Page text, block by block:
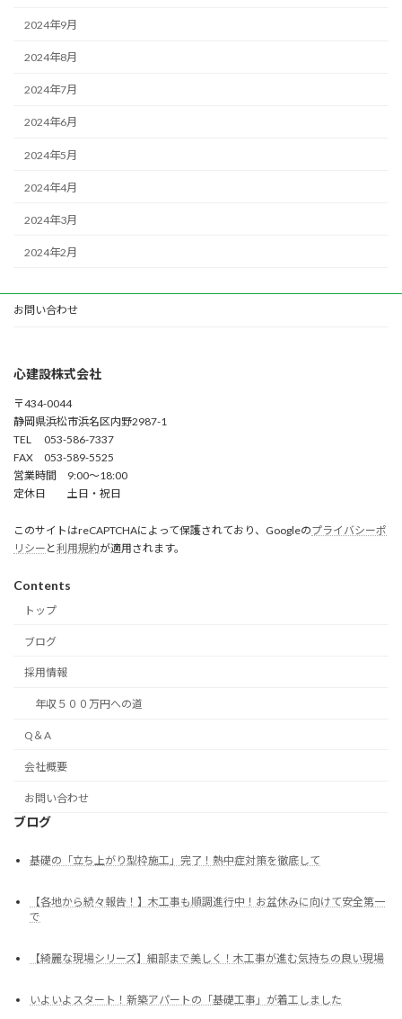
2024年9月
2024年8月
2024年7月
2024年6月
2024年5月
2024年4月
2024年3月
2024年2月
お問い合わせ
心建設株式会社
〒434-0044
静岡県浜松市浜名区内野2987-1
TEL 053-586-7337
FAX 053-589-5525
営業時間 9:00～18:00
定休日 土日・祝日
このサイトはreCAPTCHAによって保護されており、Googleのプライバシーポ
リシー と利用規約が適用されます。
Contents
トップ
ブログ
採用情報
年収５００万円への道
Q＆A
会社概要
お問い合わせ
ブログ
基礎の「立ち上がり型枠施工」完了！熱中症対策を徹底して
【各地から続々報告！】木工事も順調進行中！お盆休みに向けて安全第一
で
【綺麗な現場シリーズ】細部まで美しく！木工事が進む気持ちの良い現場
いよいよスタート！新築アパートの「基礎工事」が着工しました